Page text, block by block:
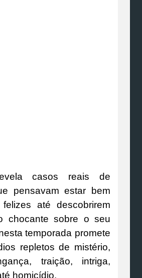
casos reais de
pensavam estar bem
até descobrirem
chocante sobre o seu
temporada promete
repletos de mistério,
traição, intriga,
homicídio.